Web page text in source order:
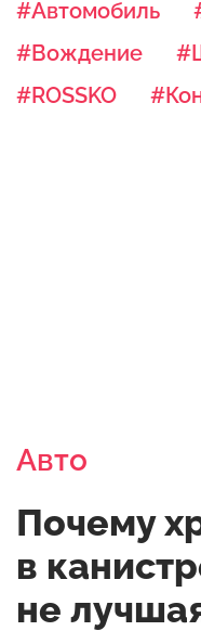
#Автомобиль
#Вождение
#ROSSKO
Авто
Почему
в
не